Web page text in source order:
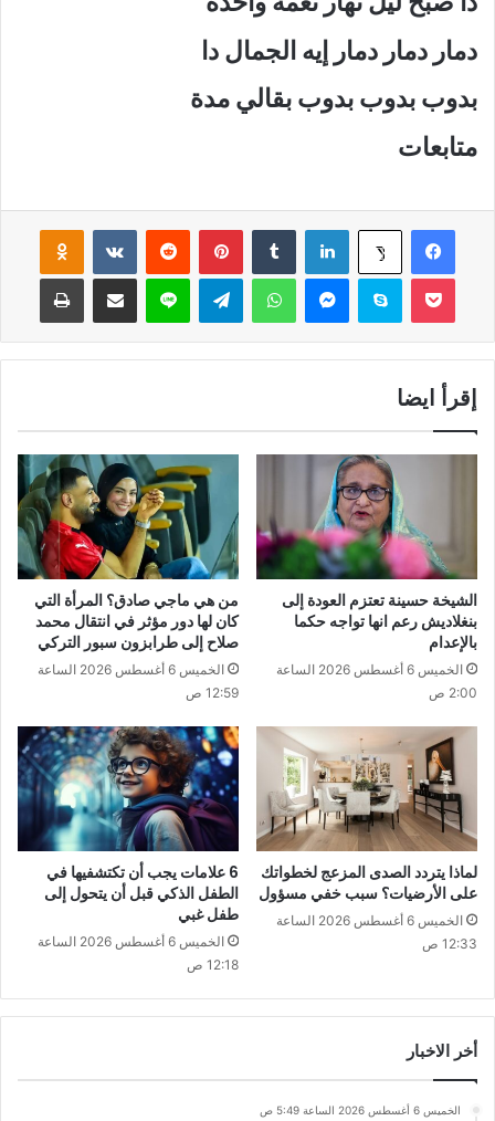
دمار دمار دمار إيه الجمال دا
بدوب بدوب بدوب بقالي مدة
متابعات
فيسبوك ‫X لينكدإن بينتيريست
سكايب واتساب لاين
إقرأ ايضا
الشيخة حسينة تعتزم العودة إلى
بنغلاديش رعم انها تواجه حكما
بالإعدام
الخميس 6 أغسطس 2026 الساعة
2:00 ص
من هي ماجي صادق؟ المرأة التي
كان لها دور مؤثر في انتقال محمد
صلاح إلى طرابزون سبور التركي
الخميس 6 أغسطس 2026 الساعة
12:59 ص
لماذا يتردد الصدى المزعج لخطواتك
على الأرضيات؟ سبب خفي مسؤول
الخميس 6 أغسطس 2026 الساعة
12:33 ص
6 علامات يجب أن تكتشفيها في
الطفل الذكي قبل أن يتحول إلى
طفل غبي
الخميس 6 أغسطس 2026 الساعة
12:18 ص
أخر الاخبار
الخميس 6 أغسطس 2026 الساعة 5:49 ص